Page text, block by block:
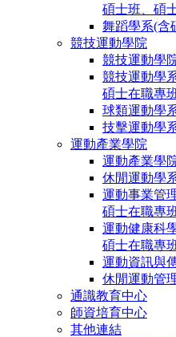
碩士班、碩
舞蹈學系(含
競技運動學院
競技運動學
競技運動學
碩士在職專
球類運動學
技擊運動學
運動產業學院
運動產業學
休閒運動學
運動事業管
碩士在職專
運動健康科
碩士在職專
運動資訊與
休閒運動管
通識教育中心
師資培育中心
其他連結